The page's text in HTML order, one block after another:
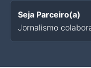
Seja Parceiro(a)
Jornalismo